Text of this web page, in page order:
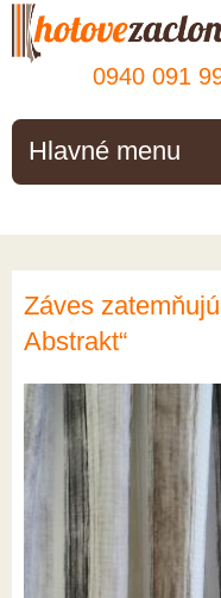
0940 091
Hlavné menu
Záves
Abstrakt“